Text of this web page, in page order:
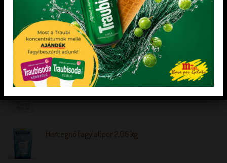
LEGNÉPSZERŰBB TERMÉKEK
VAJKARAMELL KONCENTRÁTUM 4 kg
Hercegnő fagylaltpor 2,05 kg